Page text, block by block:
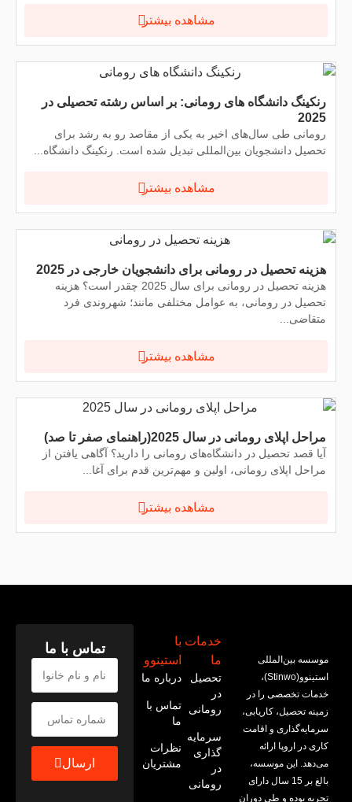
مشاهده بیشتر
رنکینگ دانشگاه های رومانی: بر اساس رشته تحصیلی در
2025
رومانی طی سال‌های اخیر به یکی از مقاصد رو به رشد برای
تحصیل دانشجویان بین‌المللی تبدیل شده است. رنکینگ دانشگاه...
مشاهده بیشتر
هزینه تحصیل در رومانی برای دانشجویان خارجی در 2025
هزینه تحصیل در رومانی برای سال 2025 چقدر است؟ هزینه
تحصیل در رومانی، به عوامل مختلفی مانند؛ شهروندی فرد
متقاضی...
مشاهده بیشتر
مراحل اپلای رومانی در سال 2025(راهنمای صفر تا صد)
آیا قصد تحصیل در دانشگاه‌های رومانی را دارید؟ آگاهی یافتن از
مراحل اپلای رومانی، اولین و مهم‌ترین قدم برای آغا...
مشاهده بیشتر
موسسه بین‌المللی
استینوو(Stinwo)،
خدمات تخصصی را در
زمینه تحصیل، کاریابی،
سرمایه‌گذاری و اقامت
کاری در اروپا ارائه
می‌‌دهد. این موسسه،
بالغ بر 15 سال دارای
تجربه بوده و طی دوران
خدمات
ما
تحصیل
در
رومانی
سرمایه
گذاری
در
رومانی
با
استینوو
درباره ما
تماس با
ما
نظرات
مشتریان
تماس با ما
ارسال